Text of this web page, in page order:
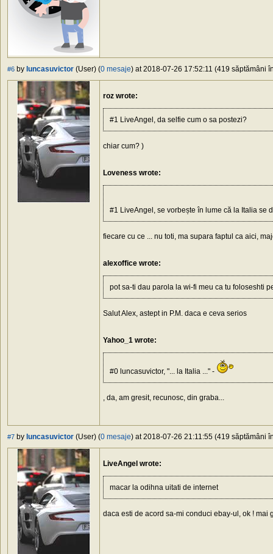
#6 by luncasuvictor (User) (0 mesaje) at 2018-07-26 17:52:11 (419 săptămâni
roz wrote:
#1 LiveAngel, da selfie cum o sa postezi?
chiar cum? )
Loveness wrote:
#1 LiveAngel, se vorbește în lume că la Italia se
fiecare cu ce ... nu toti, ma supara faptul ca aici,
alexoffice wrote:
pot sa-ti dau parola la wi-fi meu ca tu foloseshti
Salut Alex, astept in P.M. daca e ceva serios
Yahoo_1 wrote:
#0 luncasuvictor, "... la Italia ..." -
, da, am gresit, recunosc, din graba...
#7 by luncasuvictor (User) (0 mesaje) at 2018-07-26 21:11:55 (419 săptămâni
LiveAngel wrote:
macar la odihna uitati de internet
daca esti de acord sa-mi conduci ebay-ul, ok ! mai